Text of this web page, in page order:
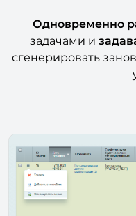
Одновременно
задачами и
сгенерировать